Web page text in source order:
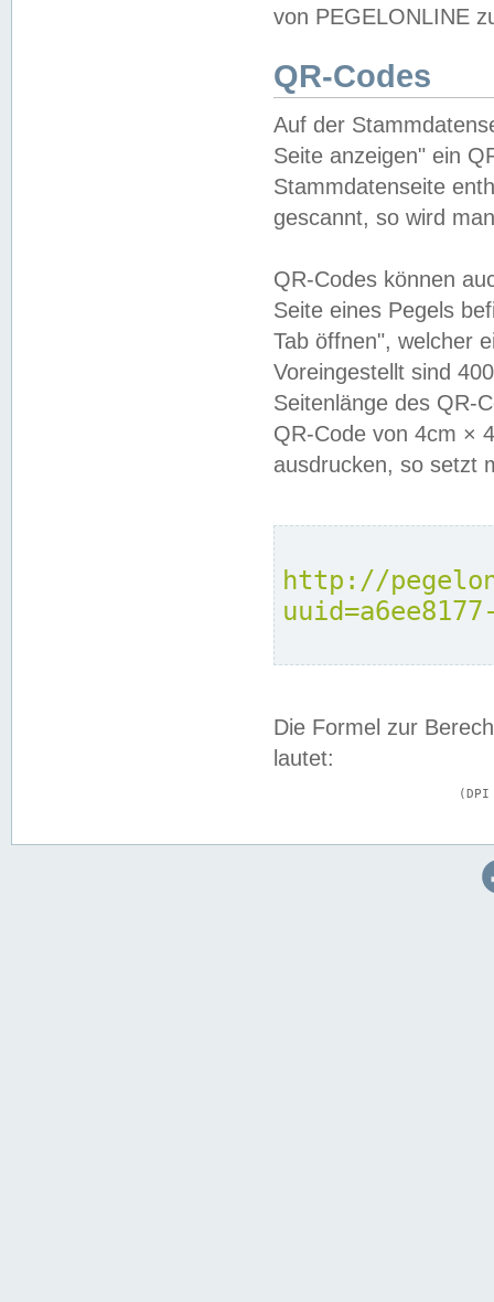
von PEGELONLINE
QR-Codes
Auf der
Seite anzeigen" ein
Stammdatenseite
gescannt, so wird
QR-Codes können
Seite eines Pegels
Tab öffnen", welcher
Voreingestellt sind
Seitenlänge des QR-
QR-Code von 4cm ×
ausdrucken, so setzt
http://
Die Formel zur
lautet: